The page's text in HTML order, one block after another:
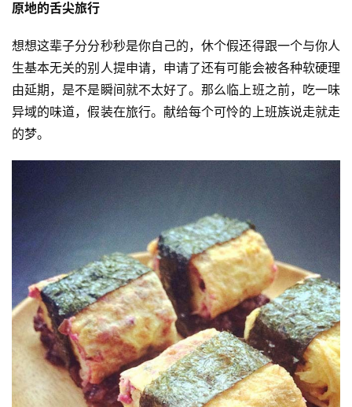
原地的舌尖旅行
想想这辈子分分秒秒是你自己的，休个假还得跟一个与你人
生基本无关的别人提申请，申请了还有可能会被各种软硬理
由延期，是不是瞬间就不太好了。那么临上班之前，吃一味
异域的味道，假装在旅行。献给每个可怜的上班族说走就走
的梦。